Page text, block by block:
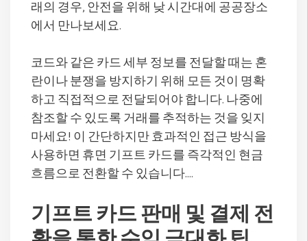
래의 경우, 안전을 위해 낮 시간대에 공공장소
에서 만나보세요.
코드와 같은 카드 세부 정보를 전달할 때는 혼
란이나 분쟁을 방지하기 위해 모든 것이 명확
하고 직접적으로 전달되어야 합니다. 나중에
참조할 수 있도록 거래를 추적하는 것을 잊지
마세요! 이 간단하지만 효과적인 접근 방식을
사용하면 휴면 기프트 카드를 즉각적인 현금
흐름으로 전환할 수 있습니다….
기프트 카드 판매 및 결제 전